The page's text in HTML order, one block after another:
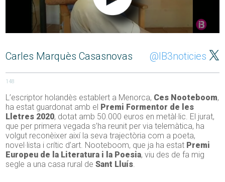
Carles Marquès Casasnovas @IB3noticies
148
L’escriptor holandès establert a Menorca, Ces Nooteboom,
ha estat guardonat amb el Premi Formentor de les
Lletres 2020, dotat amb 50.000 euros en metàl·lic. El jurat,
que per primera vegada s’ha reunit per via telemàtica, ha
volgut reconèixer així la seva trajectòria com a poeta,
novel·lista i crític d’art. Nooteboom, que ja ha estat Premi
Europeu de la Literatura i la Poesia, viu des de fa mig
segle a una casa rural deSant Lluís.